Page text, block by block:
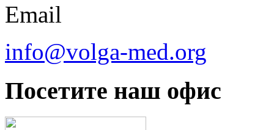
Email
info@volga-med.org
Посетите наш офис